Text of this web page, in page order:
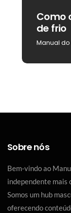
Como
de frio
Manual
Sobre nós
Bem-vindo ao
independente mais
Somos um hub
oferecendo